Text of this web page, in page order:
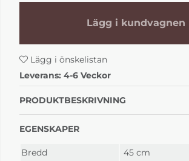
Brokk Himmelsblå
4-6 Veckor 4-6 Veckor
Lägg i kundvagnen
Lägg i önskelistan
Leverans: 4-6 Veckor
PRODUKTBESKRIVNING
EGENSKAPER
Bredd
45 cm